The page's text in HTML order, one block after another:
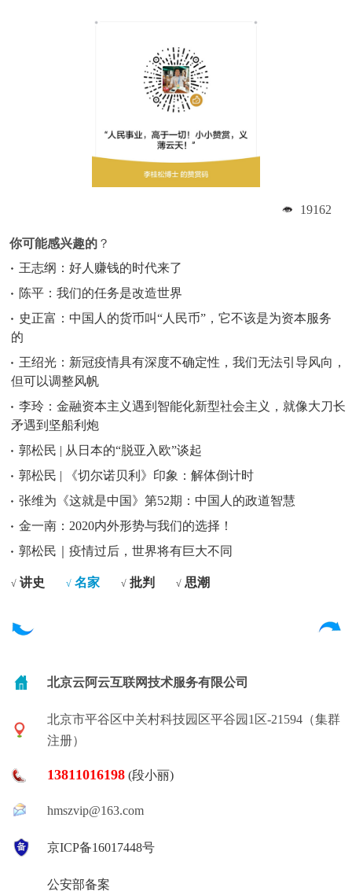
19162
你可能感兴趣的 ？
王志纲：好人赚钱的时代来了
陈平：我们的任务是改造世界
史正富：中国人的货币叫“人民币”，它不该是为资本服务
的
王绍光：新冠疫情具有深度不确定性，我们无法引导风向，
但可以调整风帆
李玲：金融资本主义遇到智能化新型社会主义，就像大刀长
矛遇到坚船利炮
郭松民 | 从日本的“脱亚入欧”谈起
郭松民 | 《切尔诺贝利》印象：解体倒计时
张维为《这就是中国》第52期：中国人的政道智慧
金一南：2020内外形势与我们的选择！
郭松民｜疫情过后，世界将有巨大不同
√ 讲史 √ 名家 √ 批判 √ 思潮
北京云阿云互联网技术服务有限公司
北京市平谷区中关村科技园区平谷园1区-21594（集群
注册）
13811016198 (段小丽)
hmszvip@163.com
京ICP备16017448号
公安部备案